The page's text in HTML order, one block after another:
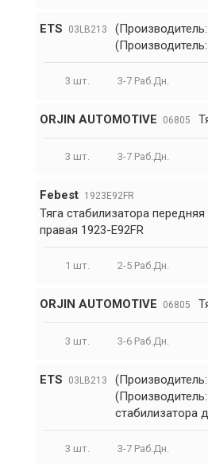
ETS 03LB213
(Производитель:
3 шт. 3-7 Раб.Дн.
ORJIN AUTOMOTIVE 06805
3 шт. 3-7 Раб.Дн.
Febest 1923E92FR
Тяга стабилизатора передняя
правая 1923-E92FR
1 шт. 2-5 Раб.Дн.
ORJIN AUTOMOTIVE 06805
3 шт. 3-6 Раб.Дн.
ETS 03LB213
(Производитель:
стабилизатора
3 шт. 3-7 Раб.Дн.